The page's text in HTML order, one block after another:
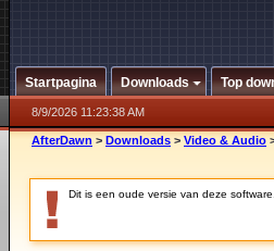
Startpagina Downloads Top
8/9/2026 11:23:38 AM
AfterDawn > Downloads > Video & Audio
Dit is een oude versie van deze